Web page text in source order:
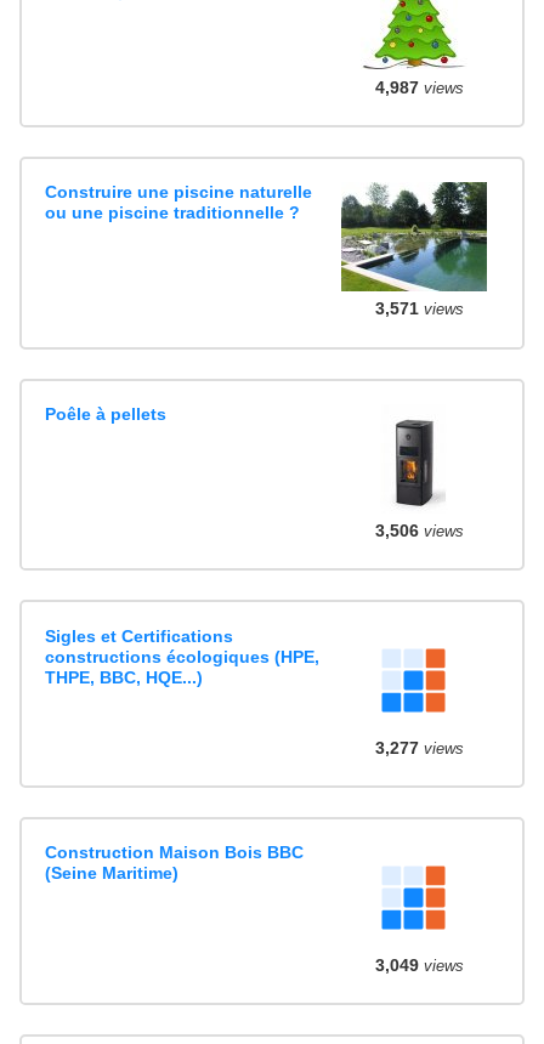
4,987views
Construire une piscine naturelle
ou une piscine traditionnelle ?
3,571views
Poêle à pellets
3,506views
Sigles et Certifications
constructions écologiques (HPE,
THPE, BBC, HQE...)
3,277views
Construction Maison Bois BBC
(Seine Maritime)
3,049views